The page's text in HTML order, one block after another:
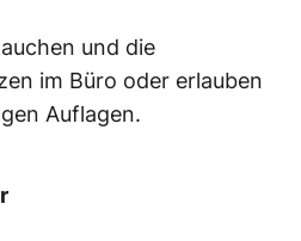
und die
im Büro oder erlauben
Auflagen.